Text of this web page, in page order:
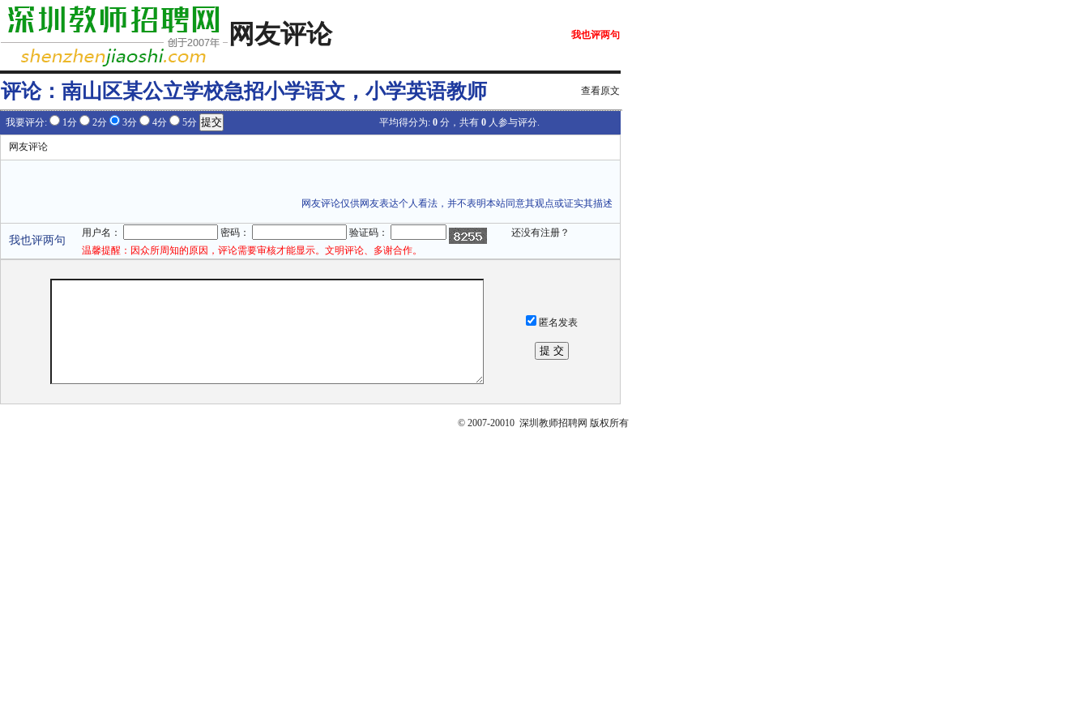
网友评论 我也评两句
评论： 南山区某公立学校急招小学语文，小学英语教师 查看原文
我要评分: 1分 2分 3分 4分 5分 平均得分为: 0 分，共有 0 人参与评分.
网友评论
网友评论仅供网友表达个人看法，并不表明本站同意其观点或证实其描述
我也评两句
用户名： 密码： 验证码：
还没有注册？
温馨提醒：因众所周知的原因，评论需要审核才能显示。文明评论、多谢合作。
匿名发表
© 2007-20010 深圳教师招聘网 版权所有